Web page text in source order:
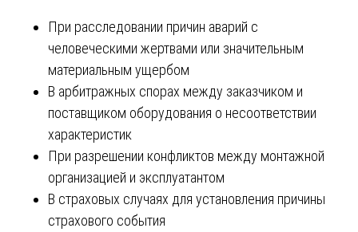
При расследовании причин аварий с
человеческими жертвами или значительным
материальным ущербом
В арбитражных спорах между заказчиком и
поставщиком оборудования о несоответствии
характеристик
При разрешении конфликтов между монтажной
организацией и эксплуатантом
В страховых случаях для установления причины
страхового события